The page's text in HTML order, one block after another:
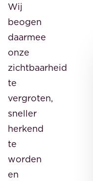
Wij
beogen
daarmee
onze
zichtbaarheid
te
vergroten,
sneller
herkend
te
worden
en